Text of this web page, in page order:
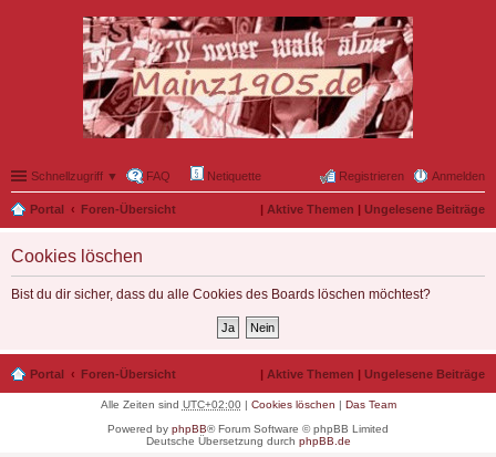
Schnellzugriff ▼ FAQ Netiquette Anmelden
Registrieren
Portal Foren-Übersicht | Aktive Themen | Ungelesene Beiträge
Cookies löschen
Bist du dir sicher, dass du alle Cookies des Boards löschen möchtest?
Portal Foren-Übersicht | Aktive Themen | Ungelesene Beiträge
Alle Zeiten sind UTC+02:00| Cookies löschen | Das Team
Powered by phpBB® Forum Software © phpBB Limited
Deutsche Übersetzung durch phpBB.de